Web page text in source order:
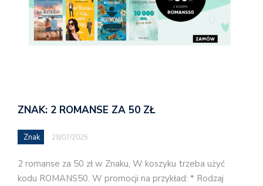
ZNAK: 2 ROMANSE ZA 50 ZŁ
Znak 28/07/2025
2 romanse za 50 zł w Znaku, W koszyku trzeba użyć
kodu ROMANS50. W promocji na przykład: * Rodzaj